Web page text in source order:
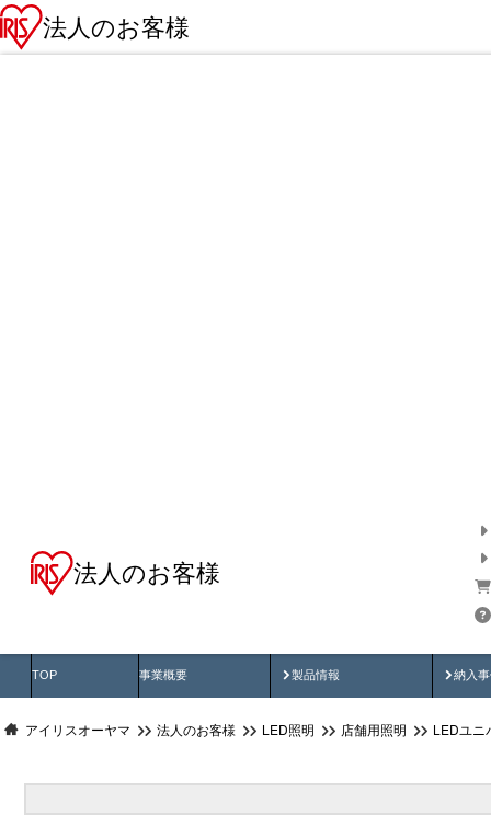
法人のお客様
法人のお客様
TOP 事業概要 製品情報
製品動画 納入
納
アイリスオーヤマ 法人のお客様 LED照明 店舗用照明 LEDユニ